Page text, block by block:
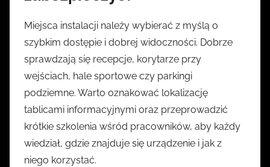
Miejsca instalacji należy wybierać z myślą o
szybkim dostępie i dobrej widoczności. Dobrze
sprawdzają się recepcje, korytarze przy
wejściach, hale sportowe czy parkingi
podziemne. Warto oznakować lokalizację
tablicami informacyjnymi oraz przeprowadzić
krótkie szkolenia wśród pracowników, aby każdy
wiedział, gdzie znajduje się urządzenie i jak z
niego korzystać.